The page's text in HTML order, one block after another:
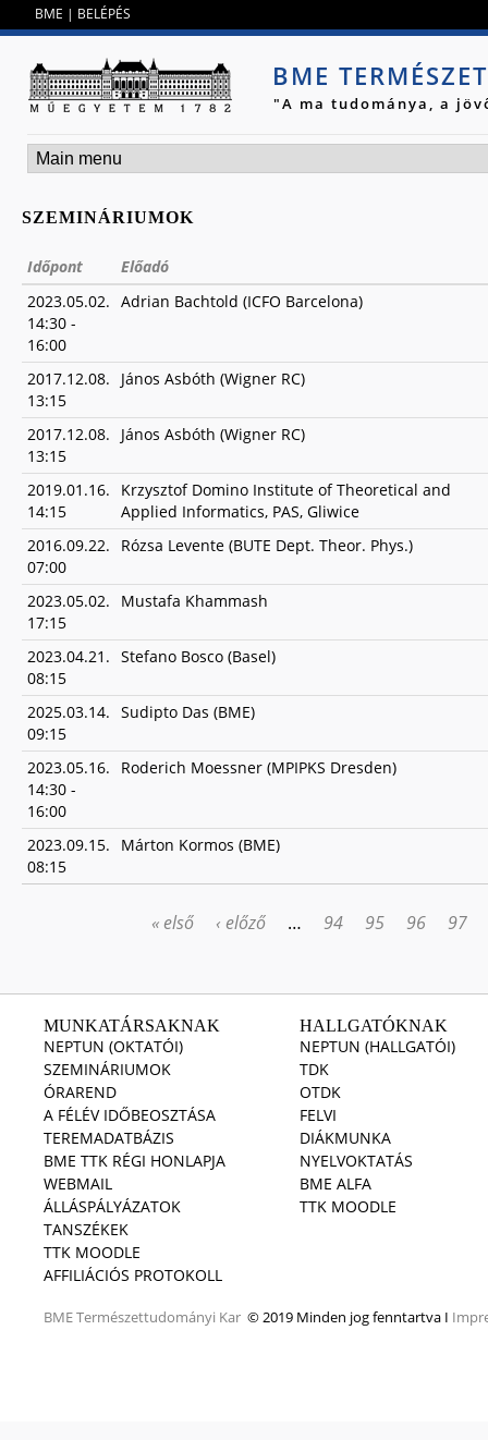
BME | BELÉPÉS
BME
"A ma tudománya, a
SZEMINÁRIUMOK
Időpont
Előadó
2023.05.02.
14:30 -
16:00
Adrian Bachtold (ICFO Barcelona)
2017.12.08.
13:15
János Asbóth (Wigner RC)
2017.12.08.
13:15
János Asbóth (Wigner RC)
2019.01.16.
14:15
Krzysztof Domino Institute of Theoretical and
Applied Informatics, PAS, Gliwice
2016.09.22.
07:00
Rózsa Levente (BUTE Dept. Theor. Phys.)
2023.05.02.
17:15
Mustafa Khammash
2023.04.21.
08:15
Stefano Bosco (Basel)
2025.03.14.
09:15
Sudipto Das (BME)
2023.05.16.
14:30 -
16:00
Roderich Moessner (MPIPKS Dresden)
2023.09.15.
08:15
Márton Kormos (BME)
« első ‹ előző … 94 95 96 97
MUNKATÁRSAKNAK
NEPTUN (OKTATÓI)
SZEMINÁRIUMOK
ÓRAREND
A FÉLÉV IDŐBEOSZTÁSA
TEREMADATBÁZIS
BME TTK RÉGI HONLAPJA
WEBMAIL
ÁLLÁSPÁLYÁZATOK
TANSZÉKEK
TTK MOODLE
AFFILIÁCIÓS PROTOKOLL
BMETermészettudományi Kar © 2019 Minden jog fenntartva I
HALLGATÓKNAK
NEPTUN (HALLGATÓI)
TDK
OTDK
FELVI
DIÁKMUNKA
NYELVOKTATÁS
BME ALFA
TTK MOODLE